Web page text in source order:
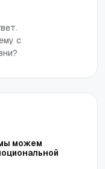
с
мы можем